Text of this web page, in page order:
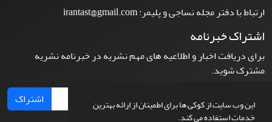
این وب سایت از کوکی ها برای اطمینان از ارائه بهترین
خدمات استفاده می کند.
ارتباط با دفتر مجله نساجی و پلیمر: irantast@gmail.com
اشتراک خبرنامه
برای دریافت اخبار و اطلاعیه های مهم نشریه در خبرنامه نشریه
مشترک شوید.
اشتراک